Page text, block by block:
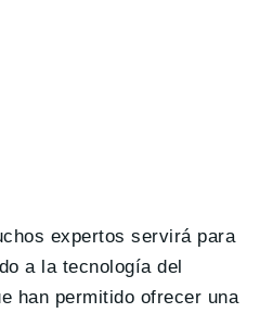
expertos servirá para
a la tecnología del
han permitido ofrecer una